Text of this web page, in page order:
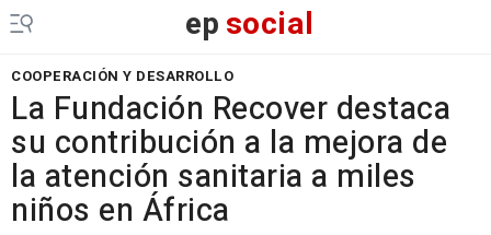
epsocial
COOPERACIÓN Y DESARROLLO
La Fundación Recover destaca
su contribución a la mejora de
la atención sanitaria a miles
niños en África